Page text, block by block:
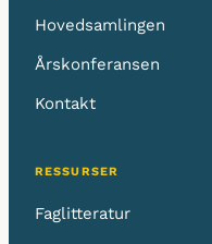
Hovedsamlingen
Årskonferansen
Kontakt
RESSURSER
Faglitteratur